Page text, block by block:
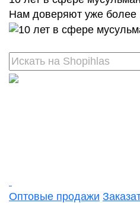
Нам доверяют уже более
Оптовые продажи